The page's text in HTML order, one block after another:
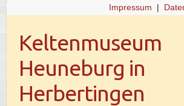
Impressum |
Keltenmuseum
Heuneburg in
Herbertingen